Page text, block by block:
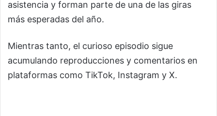
asistencia y forman parte de una de las giras
más esperadas del año.
Mientras tanto, el curioso episodio sigue
acumulando reproducciones y comentarios en
plataformas como TikTok, Instagram y X.